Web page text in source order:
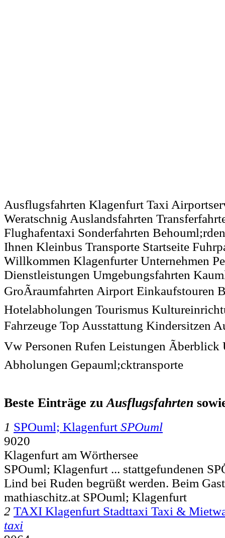
Ausflugsfahrten Klagenfurt Taxi
Weratschnig Auslandsfahrten
Flughafentaxi Sonderfahrten
Ihnen Kleinbus Transporte Startseite
Willkommen Klagenfurter Unternehmen
Dienstleistungen Umgebungsfahrten
GroÃraumfahrten Airport Einkaufstouren
Hotelabholungen Tourismus
Fahrzeuge Top Ausstattung Kindersitzen
Vw Personen Rufen Leistungen Ãberblick
Abholungen Gepauml;cktransporte
Beste Einträge zuAusflugsfahrten
1 SPOuml; Klagenfurt SPOuml
9020
Klagenfurt am Wörthersee
SPOuml; Klagenfurt ... stattgefundenen
Lind bei Ruden begrüßt werden. Beim
mathiaschitz.at SPOuml; Klagenfurt
2 TAXI Klagenfurt Stadttaxi Taxi &
taxi